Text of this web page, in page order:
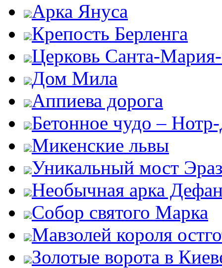
Арка Януса
Крепость Берленга
Церковь Санта-
Дом Мила
Аппиева дорога
Бетонное чудо –
Микенские львы
Уникальный мост
Необычная арка
Собор святого Марка
Мавзолей короля
Золотые ворота в